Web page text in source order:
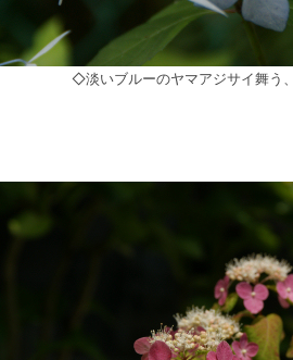
◇淡いブルーのヤマアジサイ舞う